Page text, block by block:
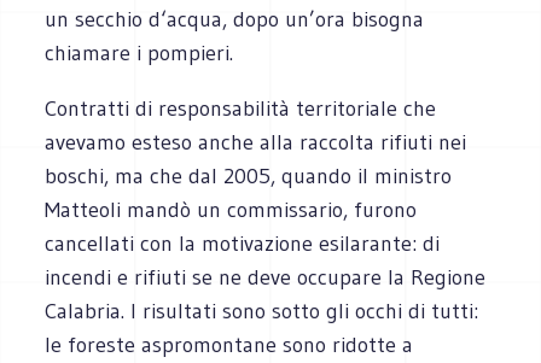
un secchio d‘acqua, dopo un’ora bisogna
chiamare i pompieri.
Contratti di responsabilità territoriale che
avevamo esteso anche alla raccolta rifiuti nei
boschi, ma che dal 2005, quando il ministro
Matteoli mandò un commissario, furono
cancellati con la motivazione esilarante: di
incendi e rifiuti se ne deve occupare la Regione
Calabria. I risultati sono sotto gli occhi di tutti:
le foreste aspromontane sono ridotte a